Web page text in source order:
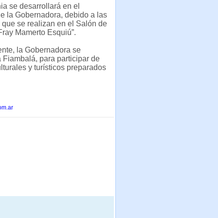
se desarrollará en el
la Gobernadora, debido a las
se realizan en el Salón de
Mamerto Esquiú”.
la Gobernadora se
Fiambalá, para participar de
y turísticos preparados